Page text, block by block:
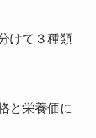
けて３種類
と栄養価に